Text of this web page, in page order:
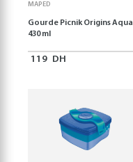
MAPED
Gourde Picnik Origins Aqua
430 ml
119 DH